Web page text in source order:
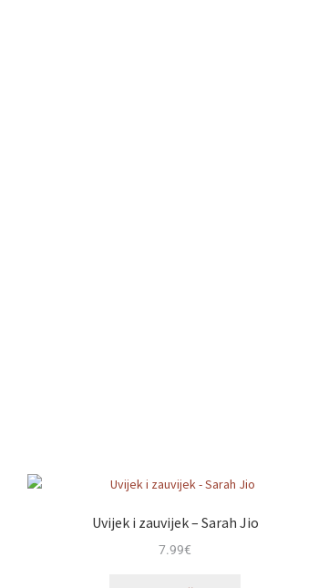
Uvijek i zauvijek – Sarah Jio
7.99€